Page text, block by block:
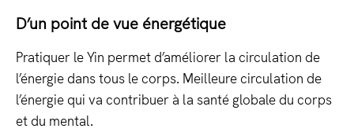
D’un point de vue énergétique
Pratiquer le Yin permet d’améliorer la circulation de
l’énergie dans tous le corps. Meilleure circulation de
l’énergie qui va contribuer à la santé globale du corps
et du mental.